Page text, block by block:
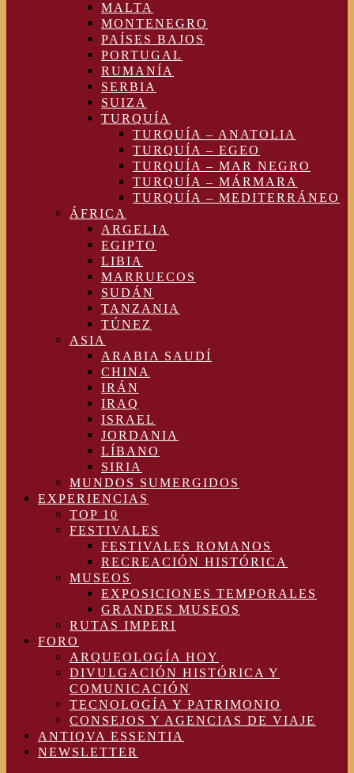
MALTA
MONTENEGRO
PAÍSES BAJOS
PORTUGAL
RUMANÍA
SERBIA
SUIZA
TURQUÍA
TURQUÍA – ANATOLIA
TURQUÍA – EGEO
TURQUÍA – MAR NEGRO
TURQUÍA – MÁRMARA
TURQUÍA – MEDITERRÁNEO
ÁFRICA
ARGELIA
EGIPTO
LIBIA
MARRUECOS
SUDÁN
TANZANIA
TÚNEZ
ASIA
ARABIA SAUDÍ
CHINA
IRÁN
IRAQ
ISRAEL
JORDANIA
LÍBANO
SIRIA
MUNDOS SUMERGIDOS
EXPERIENCIAS
TOP 10
FESTIVALES
FESTIVALES ROMANOS
RECREACIÓN HISTÓRICA
MUSEOS
EXPOSICIONES TEMPORALES
GRANDES MUSEOS
RUTAS IMPERI
FORO
ARQUEOLOGÍA HOY
DIVULGACIÓN HISTÓRICA Y
COMUNICACIÓN
TECNOLOGÍA Y PATRIMONIO
CONSEJOS Y AGENCIAS DE VIAJE
ANTIQVA ESSENTIA
NEWSLETTER